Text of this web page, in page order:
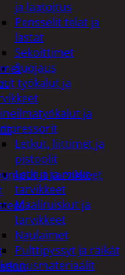
ja laatoitus
Pensselit telat ja
lastat
Sekoittimet
Suojaus
työkalut ja
ja
Letkut, liittimet ja
pistoolit
Letkut ja muut
tarvikkeet
Maaliruiskut ja
tarvikkeet
Naulaimet
Pulttipyssyt ja räikät
ja tarvikkeet